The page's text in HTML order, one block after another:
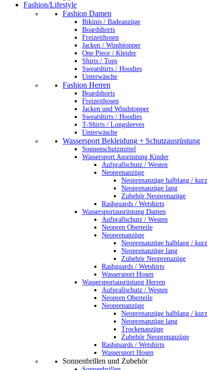
Fashion/Lifestyle
Fashion Damen
Bikinis / Badeanzüge
Boardshorts
Freizeithosen
Jacken / Windstopper
One Piece / Kleider
Shirts / Tops
Sweatshirts / Hoodies
Unterwäsche
Fashion Herren
Boardshorts
Freizeithosen
Jacken und Windstopper
Sweatshirts / Hoodies
T-Shirts / Longsleeves
Unterwäsche
Wassersport Bekleidung + Schutzausrüstung
Sonnenschutzmittel
Wassersport Ausrüstung Kinder
Aufprallschutz / Westen
Neoprenanzüge
Neoprenanzüge halblang / kurz
Neoprenanzüge lang
Zubehör Neoprenazüge
Rashguards / Wetshirts
Wassersportausrüstung Damen
Aufprallschutz / Westen
Neopren Oberteile
Neoprenanzüge
Neoprenanzüge halblang / kurz
Neoprenanzüge lang
Zubehör Neoprenazüge
Rashguards / Wetshirts
Wassersport Hosen
Wassersportausrüstung Herren
Aufprallschutz / Westen
Neopren Oberteile
Neoprenanzüge
Neoprenanzüge halblang / kurz
Neoprenanzüge lang
Trockenanzüge
Zubehör Neoprenanzüge
Rashguards / Wetshirts
Wassersport Hosen
Sonnenbrillen und Zubehör